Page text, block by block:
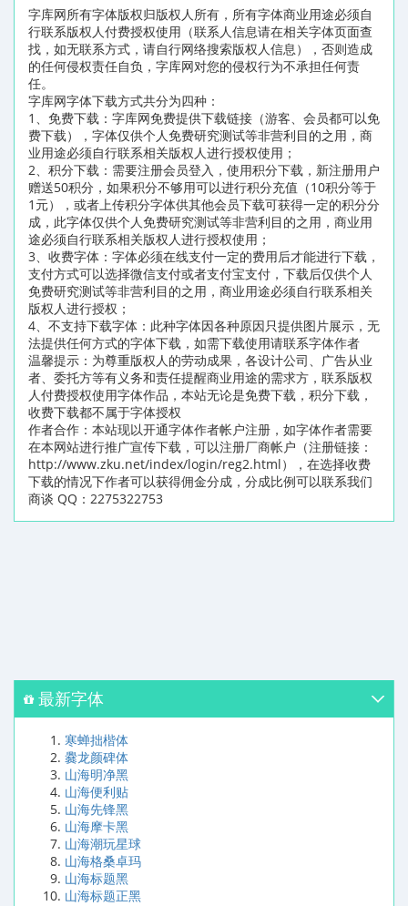
字库网所有字体版权归版权人所有，所有字体商业用途必须自
行联系版权人付费授权使用（联系人信息请在相关字体页面查
找，如无联系方式，请自行网络搜索版权人信息），否则造成
的任何侵权责任自负，字库网对您的侵权行为不承担任何责
任。
字库网字体下载方式共分为四种：
1、免费下载：字库网免费提供下载链接（游客、会员都可以免
费下载），字体仅供个人免费研究测试等非营利目的之用，商
业用途必须自行联系相关版权人进行授权使用；
2、积分下载：需要注册会员登入，使用积分下载，新注册用户
赠送50积分，如果积分不够用可以进行积分充值（10积分等于
1元），或者上传积分字体供其他会员下载可获得一定的积分分
成，此字体仅供个人免费研究测试等非营利目的之用，商业用
途必须自行联系相关版权人进行授权使用；
3、收费字体：字体必须在线支付一定的费用后才能进行下载，
支付方式可以选择微信支付或者支付宝支付，下载后仅供个人
免费研究测试等非营利目的之用，商业用途必须自行联系相关
版权人进行授权；
4、不支持下载字体：此种字体因各种原因只提供图片展示，无
法提供任何方式的字体下载，如需下载使用请联系字体作者
温馨提示：为尊重版权人的劳动成果，各设计公司、广告从业
者、委托方等有义务和责任提醒商业用途的需求方，联系版权
人付费授权使用字体作品，本站无论是免费下载，积分下载，
收费下载都不属于字体授权
作者合作：本站现以开通字体作者帐户注册，如字体作者需要
在本网站进行推广宣传下载，可以注册厂商帐户（注册链接：
http://www.zku.net/index/login/reg2.html），在选择收费
下载的情况下作者可以获得佣金分成，分成比例可以联系我们
商谈 QQ：2275322753
最新字体
寒蝉拙楷体
爨龙颜碑体
山海明净黑
山海便利贴
山海先锋黑
山海摩卡黑
山海潮玩星球
山海格桑卓玛
山海标题黑
山海标题正黑